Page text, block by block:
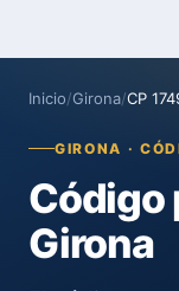
Inicio/Girona/CP
GIRONA ·
Código
Girona